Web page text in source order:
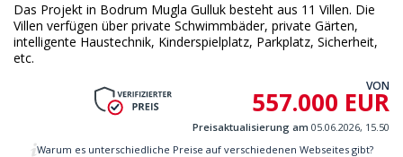
Das Projekt in Bodrum Mugla Gulluk besteht aus 11 Villen. Die
Villen verfügen über private Schwimmbäder, private Gärten,
intelligente Haustechnik, Kinderspielplatz, Parkplatz, Sicherheit,
etc.
VON
557.000 EUR
Preisaktualisierung am 05.06.2026, 15.50
Warum es unterschiedliche Preise auf verschiedenen Webseites gibt?